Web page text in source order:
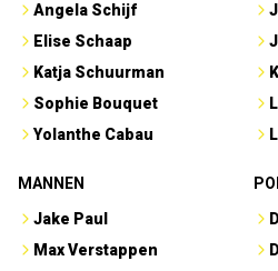
Angela Schijf
Elise Schaap
Katja Schuurman
Sophie Bouquet
Yolanthe Cabau
MANNEN
Jake Paul
Max Verstappen